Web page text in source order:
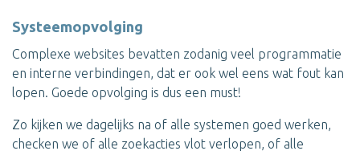
Systeemopvolging
Complexe websites bevatten zodanig veel programmatie
en interne verbindingen, dat er ook wel eens wat fout kan
lopen. Goede opvolging is dus een must!
Zo kijken we dagelijks na of alle systemen goed werken,
checken we of alle zoekacties vlot verlopen, of alle